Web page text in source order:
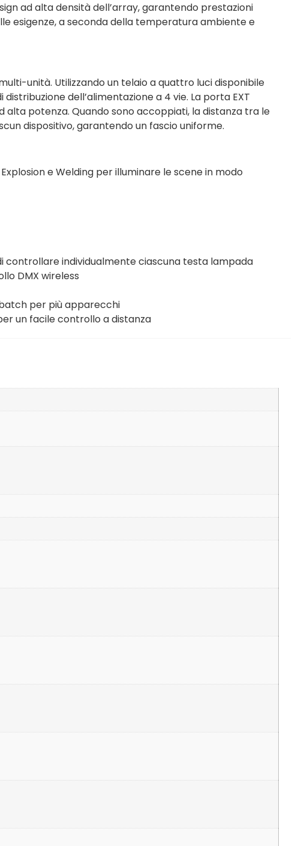
ad alta densità dell’array, garantendo prestazioni
esigenze, a seconda della temperatura ambiente e
unità. Utilizzando un telaio a quattro luci disponibile
dell’alimentazione a 4 vie. La porta EXT
potenza. Quando sono accoppiati, la distanza tra le
dispositivo, garantendo un fascio uniforme.
e Welding per illuminare le scene in modo
controllare individualmente ciascuna testa lampada
DMX wireless
batch per più apparecchi
un facile controllo a distanza